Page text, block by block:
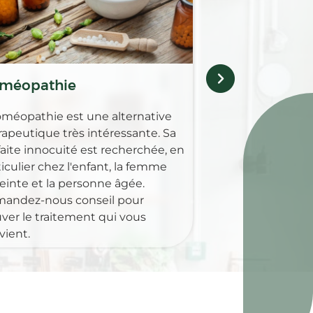
est une alternative
très intéressante. Sa
innocuité est recherchée, en
chez l'enfant, la femme
et la personne âgée.
nous conseil pour
le traitement qui vous
organisme.
disposition pour
en associant
prévention.